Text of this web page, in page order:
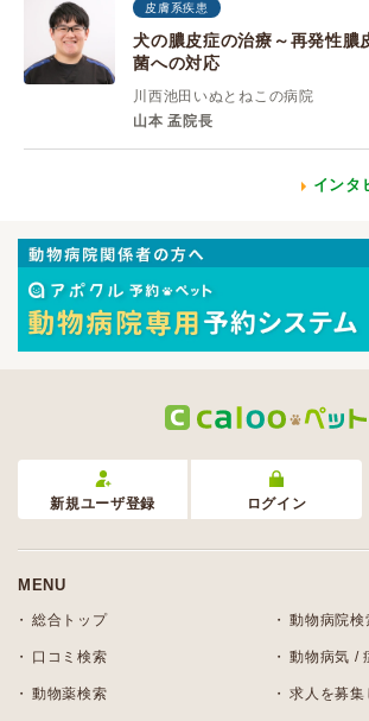
皮膚系疾患
犬の膿皮症の治療～再発性膿
菌への対応
川西池田いぬとねこの病院
山本 孟院長
インタ
新規ユーザ登録 ログイン
MENU
総合トップ 動物病院検
口コミ検索 動物病気 /
動物薬検索 求人を募